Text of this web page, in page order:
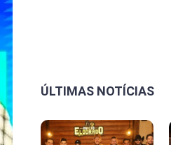
ÚLTIMAS NOTÍCIAS